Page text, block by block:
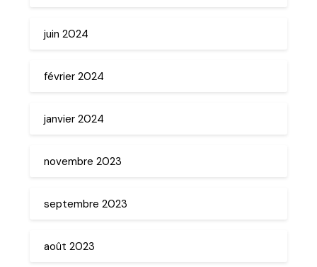
juin 2024
février 2024
janvier 2024
novembre 2023
septembre 2023
août 2023